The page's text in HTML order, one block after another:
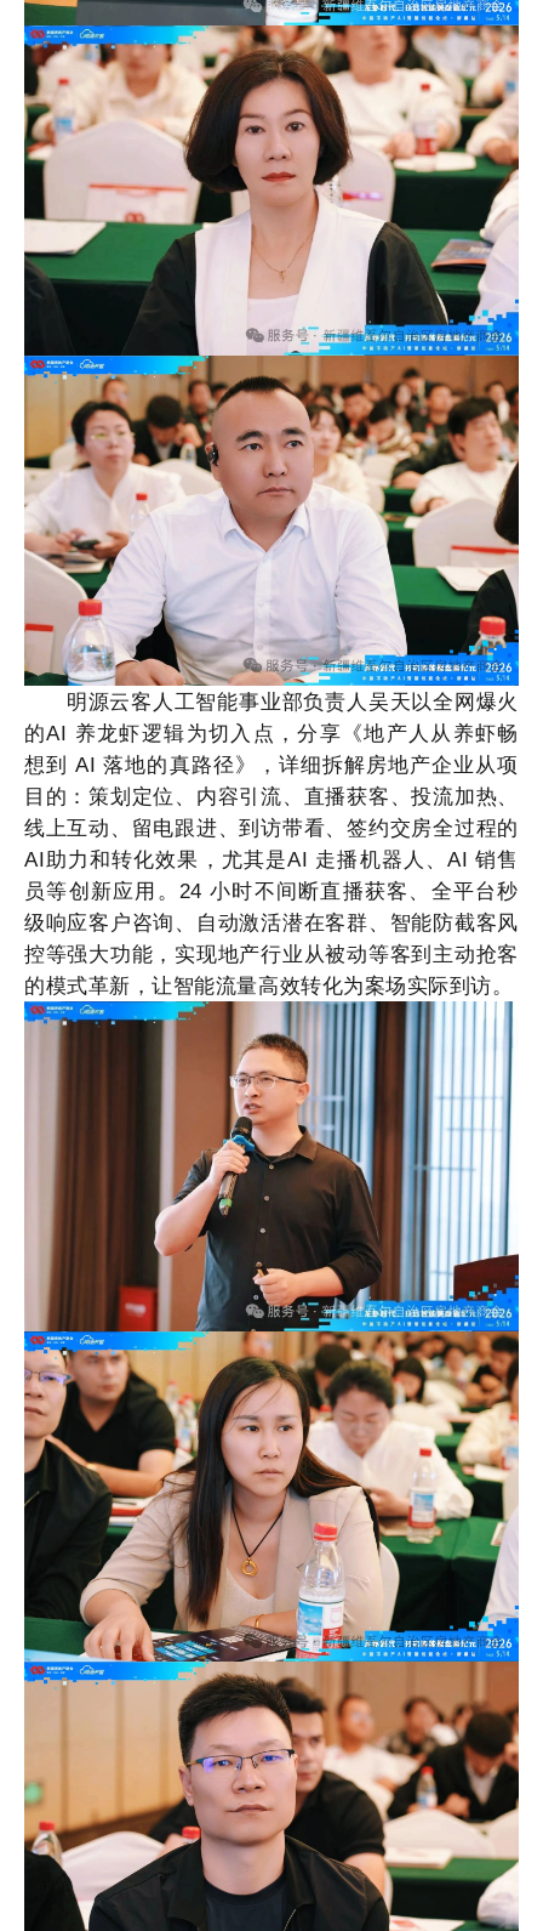
明源云客人工智能事业部负责人吴天以全网爆火
的AI 养龙虾逻辑为切入点，分享《地产人从养虾畅
想到 AI 落地的真路径》，详细拆解房地产企业从项
目的：策划定位、内容引流、直播获客、投流加热、
线上互动、留电跟进、到访带看、签约交房全过程的
AI助力和转化效果，尤其是AI 走播机器人、AI 销售
员等创新应用。24 小时不间断直播获客、全平台秒
级响应客户咨询、自动激活潜在客群、智能防截客风
控等强大功能，实现地产行业从被动等客到主动抢客
的模式革新，让智能流量高效转化为案场实际到访。